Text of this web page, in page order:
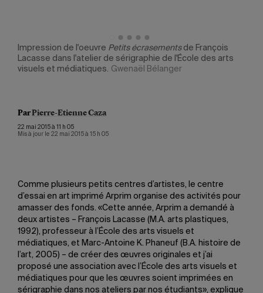
Impression de l'oeuvre Petits écrasements de François
Lacasse dans l'atelier de sérigraphie de l'École des arts
visuels et médiatiques. Gwenaël Bélanger
ParPierre-Etienne Caza
22 mai 2015 à 11 h 05
Mis à jour le 22 mai 2015 à 15 h 05
Comme plusieurs petits centres d’artistes, le centre
d’essai en art imprimé Arprim organise des activités pour
amasser des fonds. «Cette année, Arprim a demandé à
deux artistes – François Lacasse (M.A. arts plastiques,
1992), professeur à l’École des arts visuels et
médiatiques, et Marc-Antoine K. Phaneuf (B.A. histoire de
l’art, 2005) – de créer des œuvres originales et j’ai
proposé une association avec l’École des arts visuels et
médiatiques pour que les œuvres soient imprimées en
sérigraphie dans nos ateliers par nos étudiants», explique